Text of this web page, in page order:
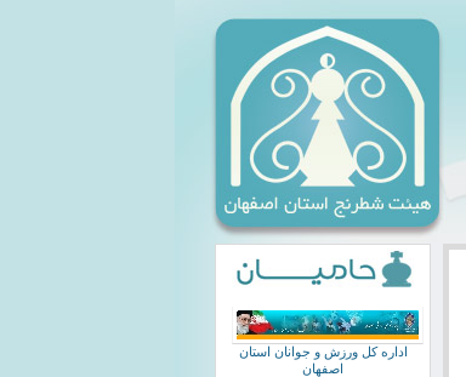
اداره کل ورزش و جوانان استان
اصفهان